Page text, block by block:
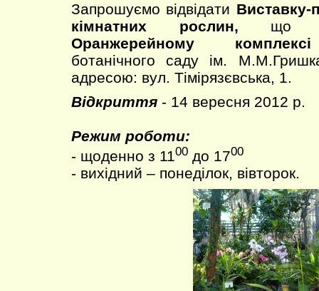
Запрошуємо відвідати Виставку-
кімнатних рослин, що
Оранжерейному комплексі
ботанічного саду ім.
адресою: вул. Тімірязєвська, 1.
Відкриття - 14 вересня 2012 р.
Режим роботи:
- щоденно з 1100 до 1700
- вихідний – понеділок, вівторок.